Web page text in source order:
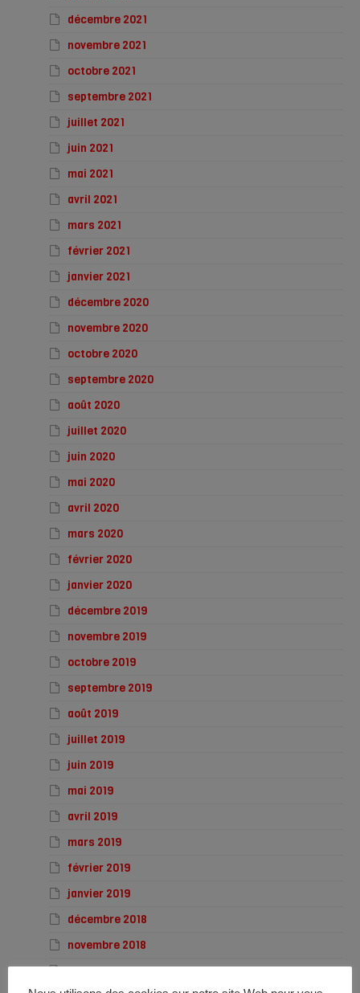
décembre 2021
novembre 2021
octobre 2021
septembre 2021
juillet 2021
juin 2021
mai 2021
avril 2021
mars 2021
février 2021
janvier 2021
décembre 2020
novembre 2020
octobre 2020
septembre 2020
août 2020
juillet 2020
juin 2020
mai 2020
avril 2020
mars 2020
février 2020
janvier 2020
décembre 2019
novembre 2019
octobre 2019
septembre 2019
août 2019
juillet 2019
juin 2019
mai 2019
avril 2019
mars 2019
février 2019
janvier 2019
décembre 2018
novembre 2018
octobre 2018